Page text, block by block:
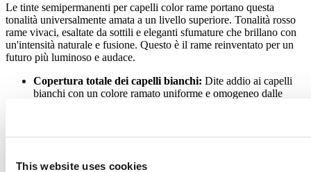
This website uses cookies
Le tinte semipermanenti per capelli color rame portano questa
tonalità universalmente amata a un livello superiore. Tonalità rosso
rame vivaci, esaltate da sottili e eleganti sfumature che brillano con
un'intensità naturale e fusione. Questo è il rame reinventato per un
futuro più luminoso e audace.
Copertura totale dei capelli bianchi: Dite addio ai capelli
bianchi con un colore ramato uniforme e omogeneo dalle
ogni volta.